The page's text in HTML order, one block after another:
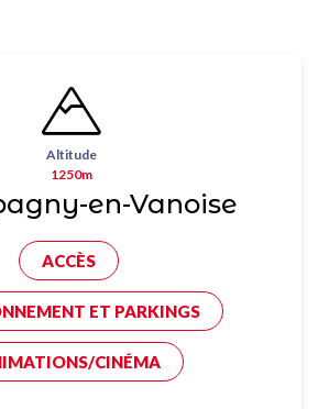
Altitude
1250m
en-Vanoise
ACCÈS
ET PARKINGS
CINÉMA